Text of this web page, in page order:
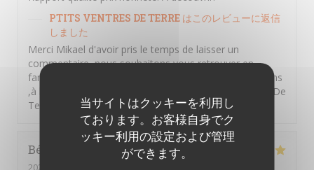
当サイトはクッキーを利用し
ております。お客様自身でク
ッキー利用の設定および管理
ができます。
PTITS VENTRES DE TERRE はこのレビューに返信
しました
Merci Mikael d'avoir pris le temps de laisser un
commentaire ,nous souhaitons vous retrouver en
famille entre amis et partager des moments d'émotions
,à la vendéennes . A bientôt au sein des P'tits Ventres De
Terre. Amitiés Vendéennes
Béatrice
2026-07-13